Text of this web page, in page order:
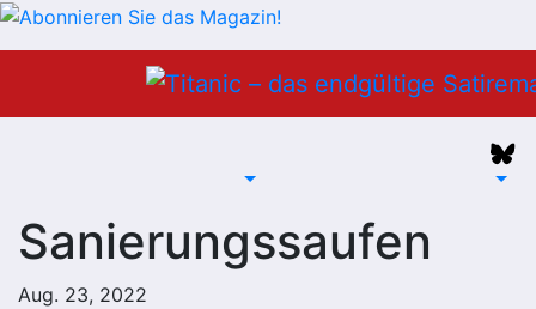
Sanierungssaufen
Aug. 23, 2022